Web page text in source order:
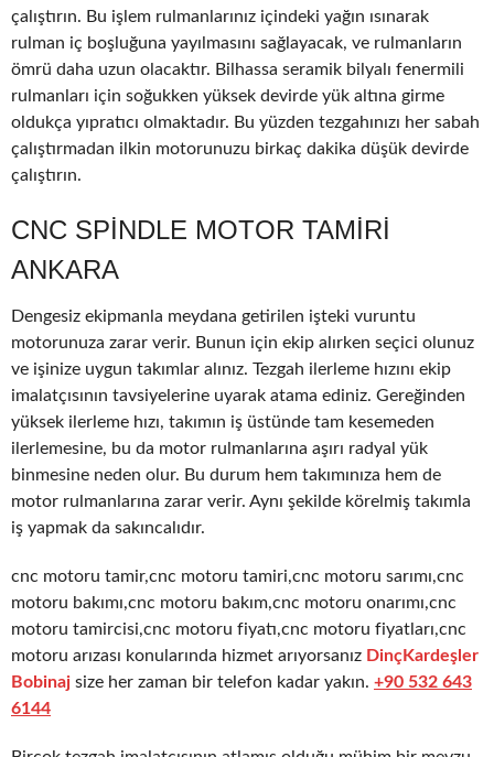
çalıştırın. Bu işlem rulmanlarınız içindeki yağın ısınarak
rulman iç boşluğuna yayılmasını sağlayacak, ve rulmanların
ömrü daha uzun olacaktır. Bilhassa seramik bilyalı fenermili
rulmanları için soğukken yüksek devirde yük altına girme
oldukça yıpratıcı olmaktadır. Bu yüzden tezgahınızı her sabah
çalıştırmadan ilkin motorunuzu birkaç dakika düşük devirde
çalıştırın.
CNC SPINDLE MOTOR TAMIRI
ANKARA
Dengesiz ekipmanla meydana getirilen işteki vuruntu
motorunuza zarar verir. Bunun için ekip alırken seçici olunuz
ve işinize uygun takımlar alınız. Tezgah ilerleme hızını ekip
imalatçısının tavsiyelerine uyarak atama ediniz. Gereğinden
yüksek ilerleme hızı, takımın iş üstünde tam kesemeden
ilerlemesine, bu da motor rulmanlarına aşırı radyal yük
binmesine neden olur. Bu durum hem takımınıza hem de
motor rulmanlarına zarar verir. Aynı şekilde körelmiş takımla
iş yapmak da sakıncalıdır.
cnc motoru tamir,cnc motoru tamiri,cnc motoru sarımı,cnc
motoru bakımı,cnc motoru bakım,cnc motoru onarımı,cnc
motoru tamircisi,cnc motoru fiyatı,cnc motoru fiyatları,cnc
motoru arızası konularında hizmet arıyorsanız DinçKardeşler
Bobinaj size her zaman bir telefon kadar yakın. +90 532 643
6144